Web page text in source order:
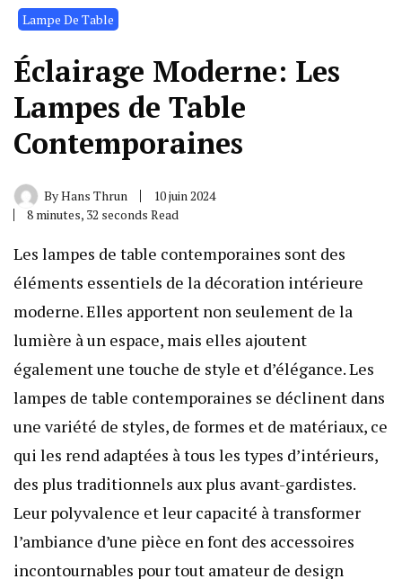
Lampe De Table
Éclairage Moderne: Les
Lampes de Table
Contemporaines
ByHans Thrun
10 juin 2024
8 minutes, 32 seconds Read
Les lampes de table contemporaines sont des
éléments essentiels de la décoration intérieure
moderne. Elles apportent non seulement de la
lumière à un espace, mais elles ajoutent
également une touche de style et d’élégance. Les
lampes de table contemporaines se déclinent dans
une variété de styles, de formes et de matériaux, ce
qui les rend adaptées à tous les types d’intérieurs,
des plus traditionnels aux plus avant-gardistes.
Leur polyvalence et leur capacité à transformer
l’ambiance d’une pièce en font des accessoires
incontournables pour tout amateur de design